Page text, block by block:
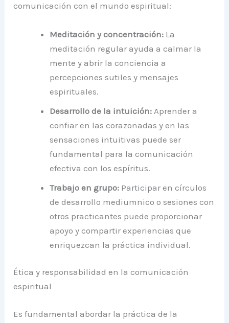
comunicación con el mundo espiritual:
Meditación y concentración: La
meditación regular ayuda a calmar la
mente y abrir la conciencia a
percepciones sutiles y mensajes
espirituales.
Desarrollo de la intuición: Aprender a
confiar en las corazonadas y en las
sensaciones intuitivas puede ser
fundamental para la comunicación
efectiva con los espíritus.
Trabajo en grupo: Participar en círculos
de desarrollo mediumnico o sesiones con
otros practicantes puede proporcionar
apoyo y compartir experiencias que
enriquezcan la práctica individual.
Ética y responsabilidad en la comunicación
espiritual
Es fundamental abordar la práctica de la